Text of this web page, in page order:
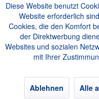
Diese Website benutzt
Website erforderlich
Cookies, die den Komfort
der Direktwerbung
Websites und sozialen
mit Ihrer
Ablehnen Alle